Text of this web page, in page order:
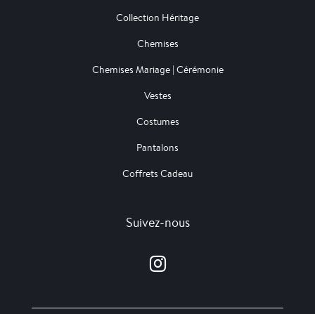
Collection Héritage
Chemises
Chemises Mariage | Cérémonie
Vestes
Costumes
Pantalons
Coffrets Cadeau
Suivez-nous